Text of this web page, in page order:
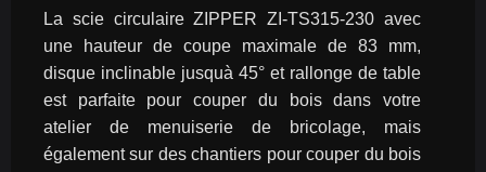
La scie circulaire ZIPPER ZI-TS315-230 avec
une hauteur de coupe maximale de 83 mm,
disque inclinable jusquà 45° et rallonge de table
est parfaite pour couper du bois dans votre
atelier de menuiserie de bricolage, mais
également sur des chantiers pour couper du bois